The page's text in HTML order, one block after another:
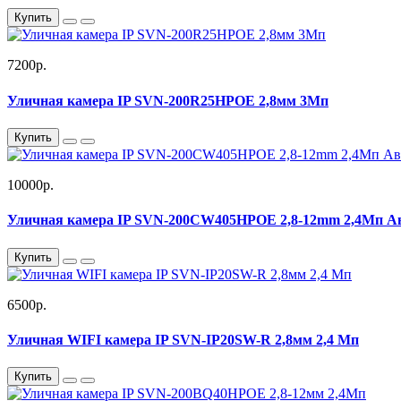
Купить
7200р.
Уличная камера IP SVN-200R25HPOE 2,8мм 3Мп
Купить
10000р.
Уличная камера IP SVN-200CW405HPOE 2,8-12mm 2,4Мп
Купить
6500р.
Уличная WIFI камера IP SVN-IP20SW-R 2,8мм 2,4 Мп
Купить